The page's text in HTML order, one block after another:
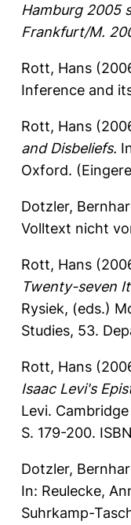
Hamburg 2005
Frankfurt/M.
Rott, Hans
Inference and
Rott, Hans
and Disbeliefs.
Oxford.
Dotzler,
Volltext nicht
Rott, Hans
Twenty-seven
Rysiek, (eds.)
Studies, 53.
Rott, Hans
Isaac Levi's
Levi.
S. 179-200.
Dotzler,
In: Reulecke,
Suhrkamp-